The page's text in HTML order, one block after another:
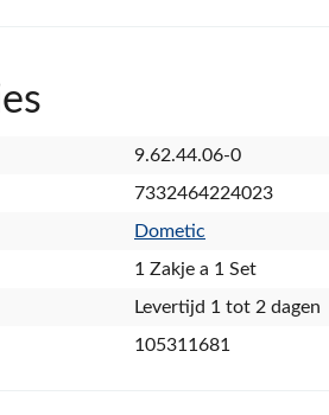
9.62.44.06-0
7332464224023
Dometic
1 Zakje a 1 Set
Levertijd 1 tot 2 dagen
105311681